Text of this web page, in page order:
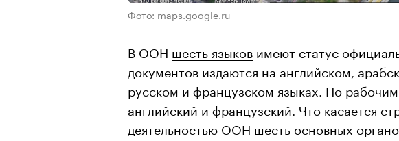
Фото: maps.google.ru
В ООН шесть языков имеют статус
документов издаются на английском,
русском и французском языках. Но
английский и французский. Что касается
деятельностью ООН шесть основных